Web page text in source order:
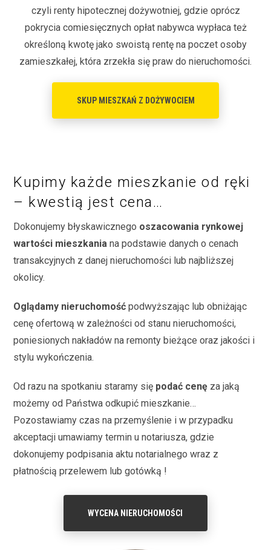
czyli renty hipotecznej dożywotniej, gdzie oprócz
pokrycia comiesięcznych opłat nabywca wypłaca też
określoną kwotę jako swoistą rentę na poczet osoby
zamieszkałej, która zrzekła się praw do nieruchomości.
SKUP MIESZKAŃ Z DOŻYWOCIEM
Kupimy każde mieszkanie od ręki
– kwestią jest cena…
Dokonujemy błyskawicznego oszacowania rynkowej
wartości mieszkania na podstawie danych o cenach
transakcyjnych z danej nieruchomości lub najbliższej
okolicy.
Oglądamy nieruchomość podwyższając lub obniżając
cenę ofertową w zależności od stanu nieruchomości,
poniesionych nakładów na remonty bieżące oraz jakości i
stylu wykończenia.
Od razu na spotkaniu staramy się podać cenę za jaką
możemy od Państwa odkupić mieszkanie…
Pozostawiamy czas na przemyślenie i w przypadku
akceptacji umawiamy termin u notariusza, gdzie
dokonujemy podpisania aktu notarialnego wraz z
płatnością przelewem lub gotówką !
WYCENA NIERUCHOMOŚCI